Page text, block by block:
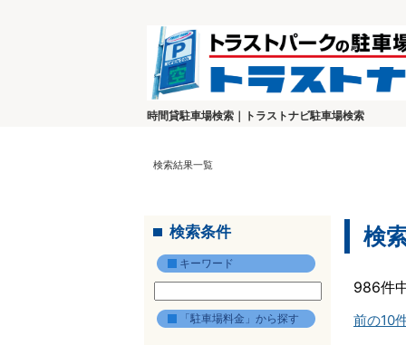
時間貸駐車場検索｜トラストナビ駐車場検索
検索結果一覧
検索条件
キーワード
「駐車場料金」から探す
検
986件
前の10